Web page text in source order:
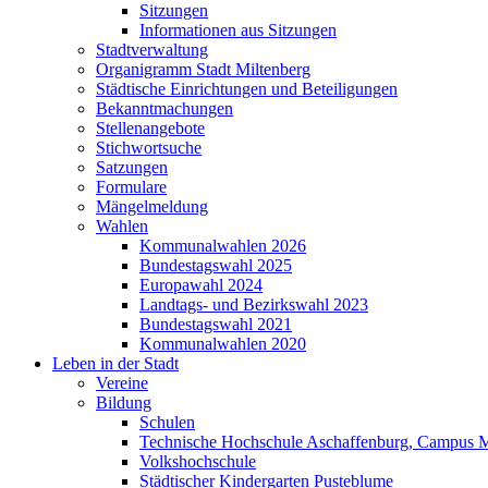
Sitzungen
Informationen aus Sitzungen
Stadtverwaltung
Organigramm Stadt Miltenberg
Städtische Einrichtungen und Beteiligungen
Bekanntmachungen
Stellenangebote
Stichwortsuche
Satzungen
Formulare
Mängelmeldung
Wahlen
Kommunalwahlen 2026
Bundestagswahl 2025
Europawahl 2024
Landtags- und Bezirkswahl 2023
Bundestagswahl 2021
Kommunalwahlen 2020
Leben in der Stadt
Vereine
Bildung
Schulen
Technische Hochschule Aschaffenburg, Campus
Volkshochschule
Städtischer Kindergarten Pusteblume